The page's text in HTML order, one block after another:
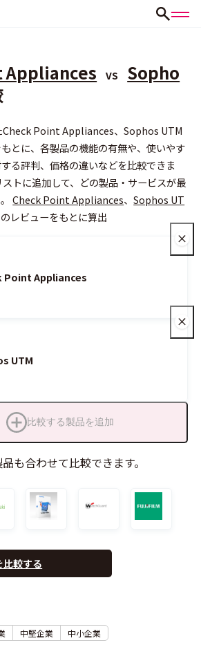
Appliances VS
Sopho
Check Point Appliances、Sophos UTM
とに、各製品の機能の有無や、使いやす
る評判、価格の違いなどを比較できま
トに追加して、どの製品・サービスが最
。Check Point Appliances、Sophos UT
レビューをもとに算出
Point Appliances
UTM
比較する製品を追加
も合わせて比較できます。
比較する
中堅企業 中小企業
無料）